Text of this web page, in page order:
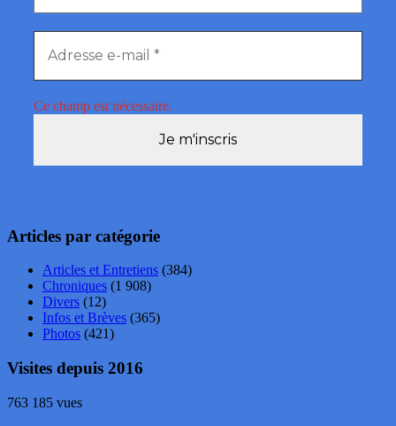
Ce champ est nécessaire.
Articles par catégorie
Articles et Entretiens (384)
Chroniques (1 908)
Divers (12)
Infos et Brèves (365)
Photos (421)
Visites depuis 2016
763 185 vues